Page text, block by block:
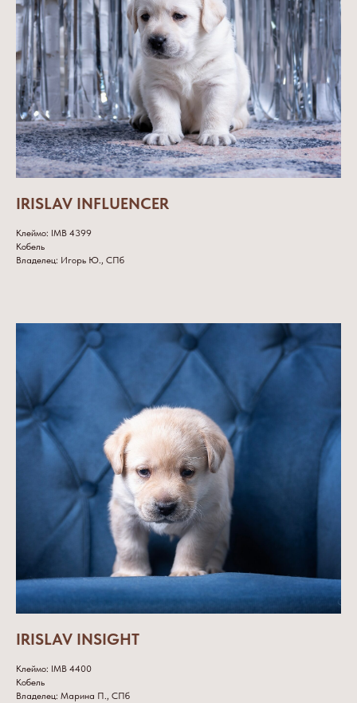
IRISLAV INFLUENCER
Клеймо: IMB 4399
Кобель
Владелец: Игорь Ю., СПб
IRISLAV INSIGHT
Клеймо: IMB 4400
Кобель
Владелец: Марина П., СПб